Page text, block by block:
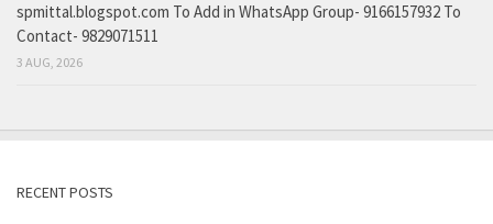
spmittal.blogspot.com To Add in WhatsApp Group- 9166157932 To
Contact- 9829071511
3 AUG, 2026
RECENT POSTS